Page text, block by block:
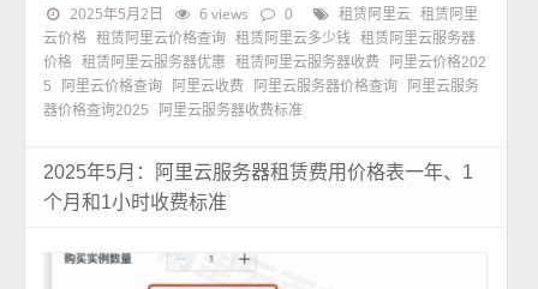
2025年5月2日 6 views 0 租赁阿里云
租赁阿里
云价格 租赁阿里云价格查询 租赁阿里云多少钱 租赁阿里云服务器
价格 租赁阿里云服务器优惠 租赁阿里云服务器收费
阿里云价格202
5
阿里云价格查询 阿里云收费 阿里云服务器价格查询
阿里云服务
器价格查询2025
阿里云服务器收费标准
2025年5月：阿里云服务器租赁费用价格表一年、1
个月和1小时收费标准